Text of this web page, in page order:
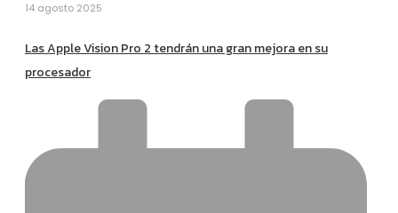
14 agosto 2025
Las Apple Vision Pro 2 tendrán una gran mejora en su
procesador